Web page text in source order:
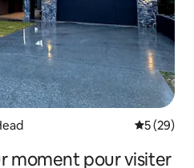
5 (29)
moment pour visiter